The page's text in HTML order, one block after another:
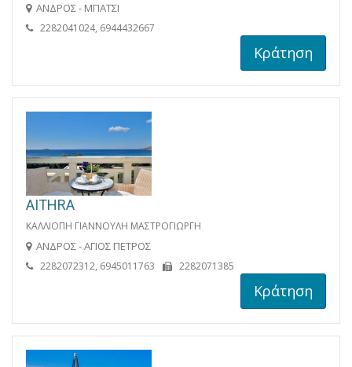
ΑΝΔΡΟΣ - ΜΠΑΤΣΙ
2282041024, 6944432667
Κράτηση
AITHRA
ΚΑΛΛΙΟΠΗ ΓΙΑΝΝΟΥΛΗ ΜΑΣΤΡΟΓΙΩΡΓΗ
ΑΝΔΡΟΣ - ΑΓΙΟΣ ΠΕΤΡΟΣ
2282072312, 6945011763 2282071385
Κράτηση